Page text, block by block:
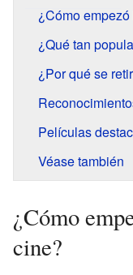
¿Cómo
¿Qué tan
¿Por qué se
Películas
Véase también
¿Cómo
cine?